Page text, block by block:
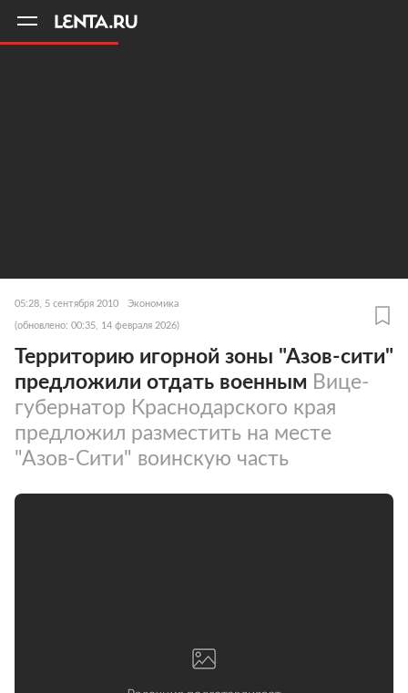
05:28, 5 сентября 2010 Экономика
(обновлено: 00:35, 14 февраля 2026)
Территорию игорной зоны "Азов-сити"
предложили отдать военным Вице-
губернатор Краснодарского края
предложил разместить на месте
"Азов-Сити" воинскую часть